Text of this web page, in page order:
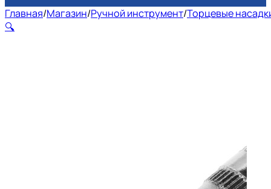
Главная/Магазин/Ручной инструмент/Торцевые
🔍